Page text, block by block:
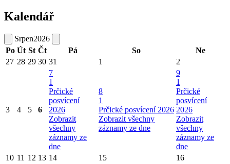
Kalendář
Srpen2026
Po Út St Čt Pá So
Ne
27 28 29 30 31 1 2
3 4 5 6
7
1
Prčické
posvícení
2026
Zobrazit
všechny
záznamy ze
dne
8
1
Prčické posvícení 2026
Zobrazit všechny
záznamy ze dne
9
1
Prčické
posvícení
2026
Zobrazit
všechny
záznamy ze
dne
10 11 12 13 14 15 16